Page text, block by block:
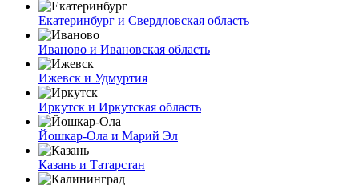
Екатеринбург и Свердловская область
Иваново и Ивановская область
Ижевск и Удмуртия
Иркутск и Иркутская область
Йошкар-Ола и Марий Эл
Казань и Татарстан